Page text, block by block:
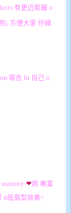
有更近距離 o
), 方便大家 仔細
場合 fit 自己 o
❤將 專業
o既眉型效果~